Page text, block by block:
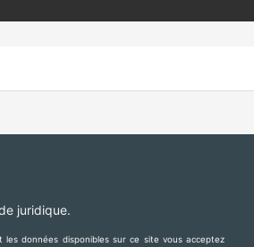
juridique.
les données disponibles sur ce site vous acceptez